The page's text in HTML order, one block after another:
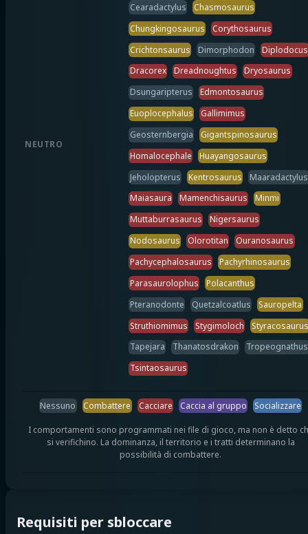
NEUTRO
Cearadactylus
Chasmosaurus
Chungkingosaurus
Corythosaurus
Crichtonsaurus
Dimorphodon
Diplodocus
Dracorex
Dreadnoughtus
Dryosaurus
Dsungaripterus
Edmontosaurus
Euoplocephalus
Gallimimus
Geosternbergia
Gigantspinosaurus
Homalocephale
Huayangosaurus
Jeholopterus
Kentrosaurus
Maaradactylus
Maiasaura
Mamenchisaurus
Minmi
Muttaburrasaurus
Nigersaurus
Nodosaurus
Olorotitan
Ouranosaurus
Pachycephalosaurus
Pachyrhinosaurus
Parasaurolophus
Polacanthus
Pteranodonte
Quetzalcoatlus
Sauropelta
Struthiomimus
Stygimoloch
Styracosaurus
Tapejara
Thanatosdrakon
Tropeognathus
Tsintaosaurus
Nessuno Combattere Cacciare Caccia al gruppo Socializzare
I comportamenti sono programmati nei file di gioco, ma non è detto
si verifichino. La dominanza, il territorio e i tratti determinano la
possibilità di combattere.
Requisiti per sbloccare